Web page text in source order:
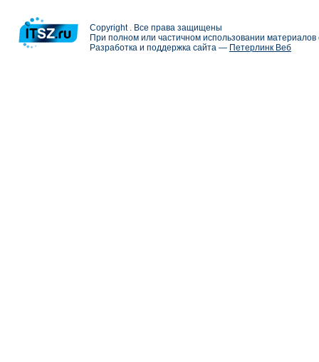
Copyright . Все права защищены
При полном или частичном использовании
Разработка и поддержка сайта — Петерлинк Веб